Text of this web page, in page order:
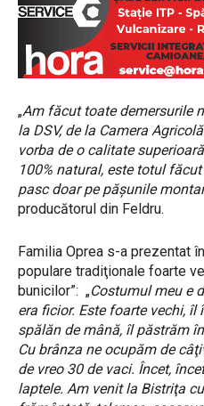
„Am făcut toate demersurile
la DSV, de la Camera
vorba de o calitate
100% natural, este totul
pasc doar pe păşunile
producătorul din Feldru.
Familia Oprea s-a prezentat
populare tradiţionale foarte
bunicilor”: „Costumul meu e
era ficior. Este foarte vechi,
spălăn de mână, îl păstrăm
Cu brânza ne ocupăm de
de vreo 30 de vaci. Încet,
laptele. Am venit la Bistriţa